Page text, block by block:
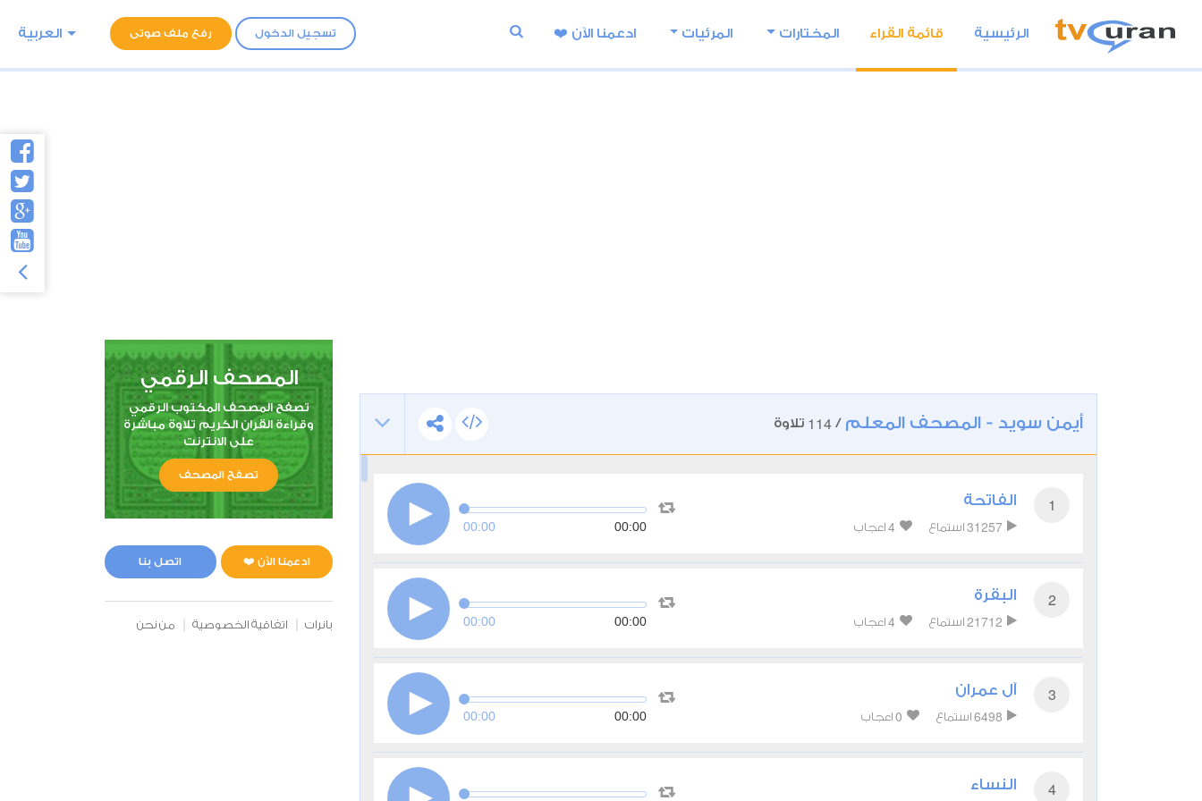
تسجيل الدخول رفع ملف صوتى العربية الرئيسية قائمة القراء المختارات المرئيات ادعمنا اﻵن ❤️
أيمن سويد - المصحف المعلم /
114 تلاوة
1 الفاتحة
31257 استماع 4 اعجاب 00:00 00:00
2 البقرة
21712 استماع 4 اعجاب 00:00 00:00
3 آل عمران
6498 استماع 0 اعجاب 00:00 00:00
4 النساء
المصحف الرقمي
تصفح المصحف المكتوب الرقمي
وقراءة القران الكريم تلاوة مباشرة
على الانترنت
تصفح المصحف
ادعمنا الآن ❤️ اتصل بنا
بانرات اتفاقية الخصوصية من نحن